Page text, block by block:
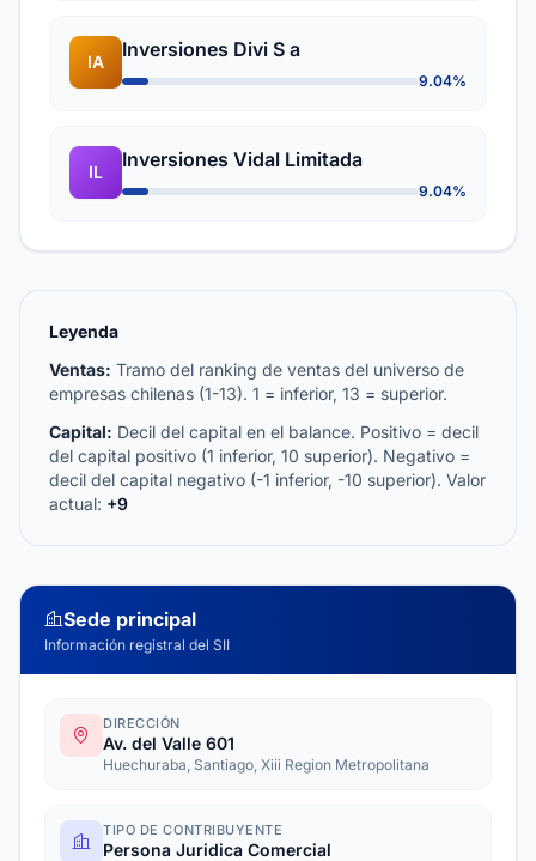
IA
Inversiones Divi S a
9.04%
IL
Inversiones Vidal Limitada
9.04%
Leyenda
Ventas: Tramo del ranking de ventas del universo de
empresas chilenas (1-13). 1 = inferior, 13 = superior.
Capital: Decil del capital en el balance. Positivo = decil
del capital positivo (1 inferior, 10 superior). Negativo =
decil del capital negativo (-1 inferior, -10 superior). Valor
actual: +9
Sede principal
Información registral del SII
DIRECCIÓN
Av. del Valle 601
Huechuraba, Santiago, Xiii Region Metropolitana
TIPO DE CONTRIBUYENTE
Persona Juridica Comercial